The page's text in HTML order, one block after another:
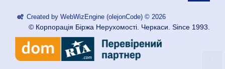
Created by WebWizEngine (olejonCode) © 2026
© Корпорація Біржа Нерухомості. Черкаси. Since 1993.